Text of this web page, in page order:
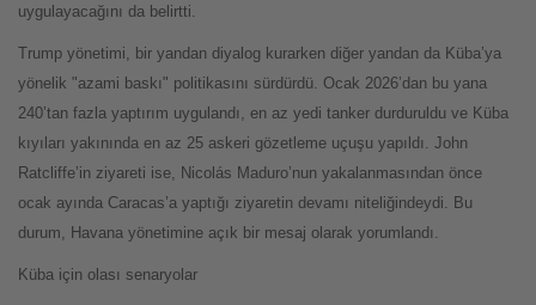
uygulayacağını da belirtti.
Trump yönetimi, bir yandan diyalog kurarken diğer yandan da Küba’ya
yönelik "azami baskı" politikasını sürdürdü. Ocak 2026’dan bu yana
240’tan fazla yaptırım uygulandı, en az yedi tanker durduruldu ve Küba
kıyıları yakınında en az 25 askeri gözetleme uçuşu yapıldı. John
Ratcliffe’in ziyareti ise, Nicolás Maduro’nun yakalanmasından önce
ocak ayında Caracas’a yaptığı ziyaretin devamı niteliğindeydi. Bu
durum, Havana yönetimine açık bir mesaj olarak yorumlandı.
Küba için olası senaryolar